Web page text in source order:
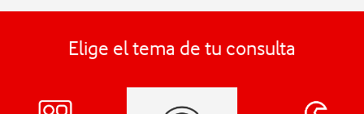
Elige el tema de tu consulta